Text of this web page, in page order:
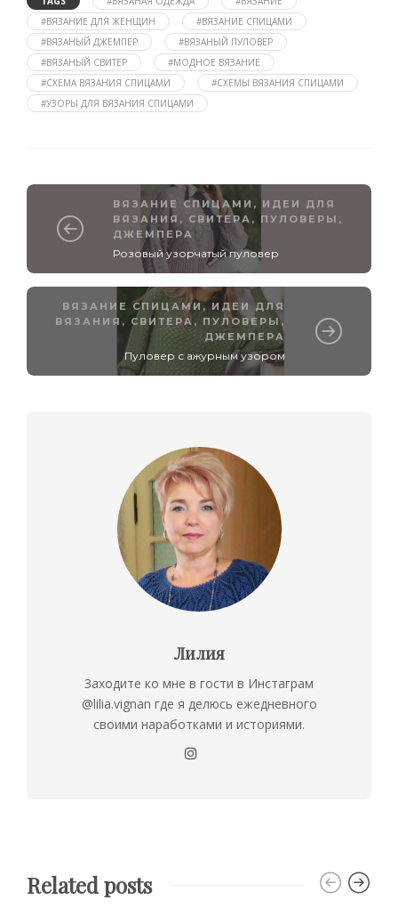
#ВЯЗАНИЕ ДЛЯ ЖЕНЩИН
#ВЯЗАНИЕ СПИЦАМИ
#ВЯЗАНЫЙ ДЖЕМПЕР
#ВЯЗАНЫЙ ПУЛОВЕР
#ВЯЗАНЫЙ СВИТЕР
#МОДНОЕ ВЯЗАНИЕ
#СХЕМА ВЯЗАНИЯ СПИЦАМИ
#СХЕМЫ ВЯЗАНИЯ СПИЦАМИ
#УЗОРЫ ДЛЯ ВЯЗАНИЯ СПИЦАМИ
ВЯЗАНИЕ СПИЦАМИ , ИДЕИ ДЛЯ
ВЯЗАНИЯ , СВИТЕРА, ПУЛОВЕРЫ,
ДЖЕМПЕРА
Розовый узорчатый пуловер
ВЯЗАНИЕ СПИЦАМИ , ИДЕИ ДЛЯ
ВЯЗАНИЯ , СВИТЕРА, ПУЛОВЕРЫ,
ДЖЕМПЕРА
Пуловер с ажурным узором
Лилия
Заходите ко мне в гости в Инстаграм
@lilia.vignan где я делюсь ежедневного
своими наработками и историями.
Related posts